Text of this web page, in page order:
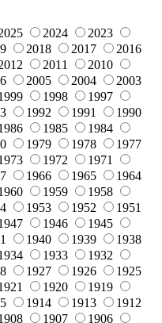
2024
2023
2018 2017
2016
2011
2010
2005 2004
2003
1998
1997
1992 1991
1990
1985
1984
1979 1978
1977
1972
1971
1966 1965
1964
1959
1958
1953 1952
1951
1946
1945
1940 1939
1938
1933
1932
1927 1926
1925
1920
1919
1914 1913
1912
1907
1906